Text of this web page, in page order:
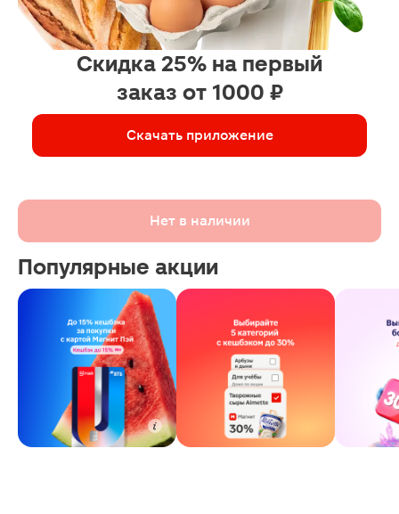
Скидка 25% на первый
заказ от 1000 ₽
Скачать приложение
Нет в наличии
Популярные акции